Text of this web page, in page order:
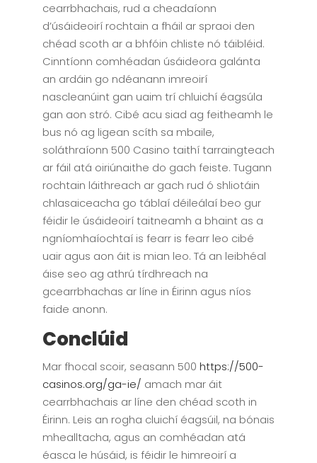
cearrbhachais, rud a cheadaíonn
d’úsáideoirí rochtain a fháil ar spraoi den
chéad scoth ar a bhfóin chliste nó táibléid.
Cinntíonn comhéadan úsáideora galánta
an ardáin go ndéanann imreoirí
nascleanúint gan uaim trí chluichí éagsúla
gan aon stró. Cibé acu siad ag feitheamh le
bus nó ag ligean scíth sa mbaile,
soláthraíonn 500 Casino taithí tarraingteach
ar fáil atá oiriúnaithe do gach feiste. Tugann
rochtain láithreach ar gach rud ó shliotáin
chlasaiceacha go táblaí déileálaí beo gur
féidir le úsáideoirí taitneamh a bhaint as a
ngníomhaíochtaí is fearr is fearr leo cibé
uair agus aon áit is mian leo. Tá an leibhéal
áise seo ag athrú tírdhreach na
gcearrbhachas ar líne in Éirinn agus níos
faide anonn.
Conclúid
Mar fhocal scoir, seasann 500 https://500-
casinos.org/ga-ie/ amach mar áit
cearrbhachais ar líne den chéad scoth in
Éirinn. Leis an rogha cluichí éagsúil, na bónais
mhealltacha, agus an comhéadan atá
éasca le húsáid, is féidir le himreoirí a